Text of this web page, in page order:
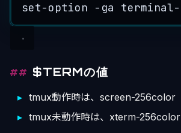
set-option -ga
$TERMの値
tmux動作時は、screen-256color
tmux未動作時は、xterm-256color